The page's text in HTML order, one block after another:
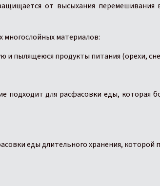
от высыхания перемешивания
материалов:
пылящеюся продукты питания (орехи,
подходит для расфасовки еды, которая
еды длительного хранения, которой